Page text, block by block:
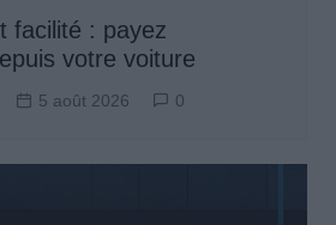
facilité : payez
votre voiture
5 août 2026 0